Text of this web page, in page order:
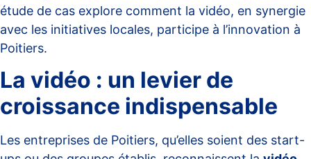
étude de cas explore comment la vidéo, en synergie
avec les initiatives locales, participe à l’innovation à
Poitiers.
La vidéo : un levier de
croissance indispensable
Les entreprises de Poitiers, qu’elles soient des start-